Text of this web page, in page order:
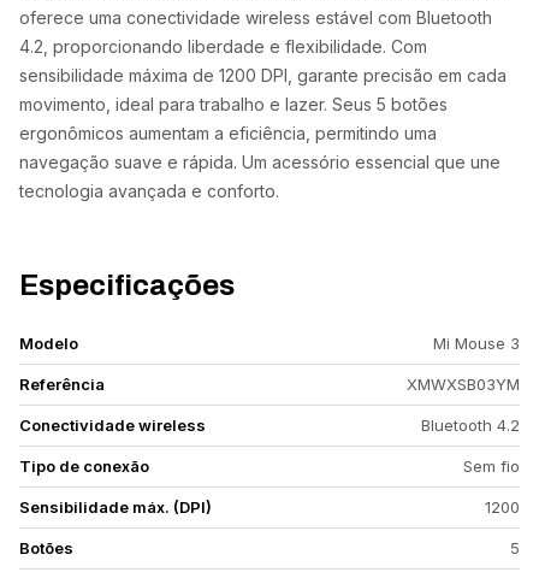
oferece uma conectividade wireless estável com Bluetooth
4.2, proporcionando liberdade e flexibilidade. Com
sensibilidade máxima de 1200 DPI, garante precisão em cada
movimento, ideal para trabalho e lazer. Seus 5 botões
ergonômicos aumentam a eficiência, permitindo uma
navegação suave e rápida. Um acessório essencial que une
tecnologia avançada e conforto.
Especificações
Modelo Mi Mouse 3
Referência XMWXSB03YM
Conectividade wireless Bluetooth 4.2
Tipo de conexão Sem fio
Sensibilidade máx. (DPI) 1200
Botões 5